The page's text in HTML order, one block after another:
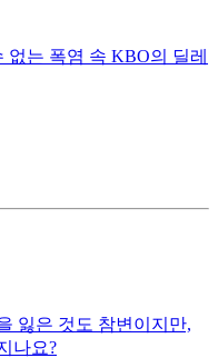
는 폭염 속 KBO의 딜레
잃은 것도 참변이지만,
나요?